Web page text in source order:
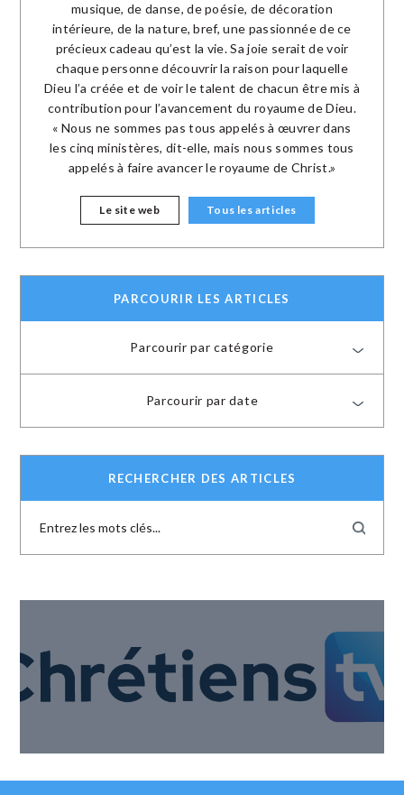
musique, de danse, de poésie, de décoration
intérieure, de la nature, bref, une passionnée de ce
précieux cadeau qu’est la vie. Sa joie serait de voir
chaque personne découvrir la raison pour laquelle
Dieu l’a créée et de voir le talent de chacun être mis à
contribution pour l’avancement du royaume de Dieu.
« Nous ne sommes pas tous appelés à œuvrer dans
les cinq ministères, dit-elle, mais nous sommes tous
appelés à faire avancer le royaume de Christ.»
Le site web Tous les articles
PARCOURIR LES ARTICLES
Parcourir par catégorie
Parcourir par date
RECHERCHER DES ARTICLES